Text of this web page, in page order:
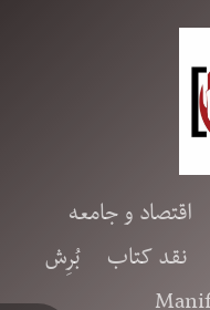
اقتصاد و جامعه
نقد کتاب
بُرِش